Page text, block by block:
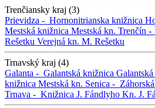
Trenčiansky kraj (3)
Prievidza - Hornonitrianska knižnica
Mestská knižnica Mestská kn. Trenčín -
Rešetku Verejná kn. M. Rešetku
Trnavský kraj (4)
Galanta - Galantská knižnica
knižnica Mestská kn. Senica -
Trnava - Knižnica J. Fándlyho Kn. J.